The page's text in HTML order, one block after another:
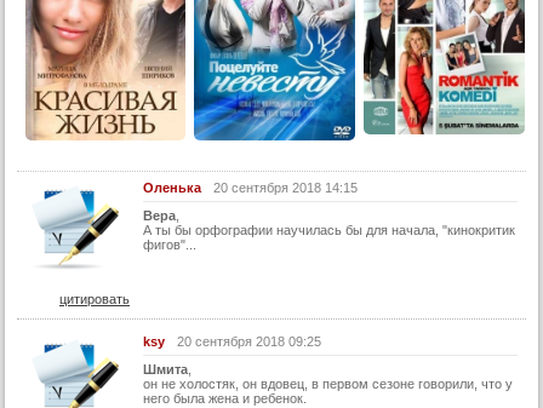
16 серия
2 сезон:
17 серия
18 серия
21 серия
22 серия
25 серия
26 серия
Оленька
20 сентября 2018 14:15
Вера
А ты бы орфографии научилась бы для начала, "кинокритик
фигов"...
цитировать
ksy
20 сентября 2018 09:25
Шмита
он не холостяк, он вдовец, в первом сезоне говорили, что у
него была жена и ребенок.